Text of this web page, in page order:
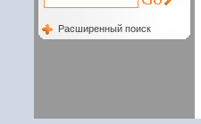
Расширенный поиск